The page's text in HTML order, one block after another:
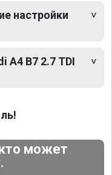
настройки
A4 B7 2.7 TDI
может